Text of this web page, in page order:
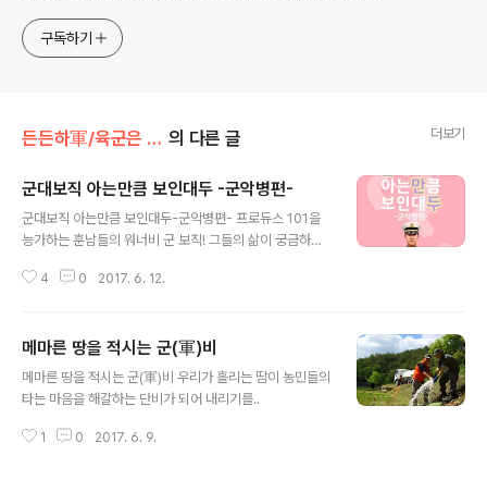
구독하기
든든하軍/육군은 지금 의 다른 글 더보기
군대보직 아는만큼 보인대두 -군악병편-
군대보직 아는만큼 보인대두-군악병편- 프로듀스 101을
능가하는 훈남들의 워너비 군 보직! 그들의 삶이 궁금하다
4 0 2017. 6. 12.
메마른 땅을 적시는 군(軍)비
메마른 땅을 적시는 군(軍)비 우리가 흘리는 땀이 농민들의
타는 마음을 해갈하는 단비가 되어 내리기를..
1 0 2017. 6. 9.